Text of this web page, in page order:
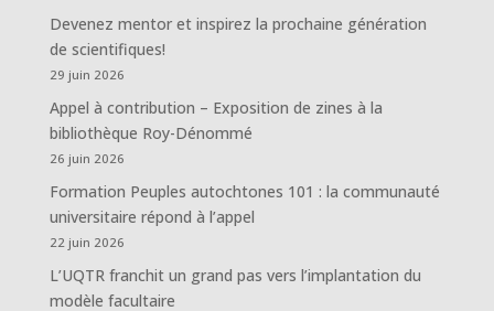
Devenez mentor et inspirez la prochaine génération
de scientifiques!
29 juin 2026
Appel à contribution – Exposition de zines à la
bibliothèque Roy-Dénommé
26 juin 2026
Formation Peuples autochtones 101 : la communauté
universitaire répond à l’appel
22 juin 2026
L’UQTR franchit un grand pas vers l’implantation du
modèle facultaire